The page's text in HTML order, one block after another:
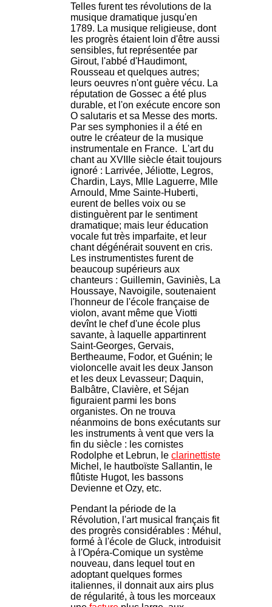
Telles furent tes révolutions de la
musique dramatique jusqu'en
1789. La musique religieuse, dont
les progrès étaient loin d'être aussi
sensibles, fut représentée par
Girout, l'abbé d'Haudimont,
Rousseau et quelques autres;
leurs oeuvres n'ont guère vécu. La
réputation de Gossec a été plus
durable, et l'on exécute encore son
O salutaris et sa Messe des morts.
Par ses symphonies il a été en
outre le créateur de la musique
instrumentale en France. L'art du
chant au XVIIIe siècle était toujours
ignoré : Larrivée, Jéliotte, Legros,
Chardin, Lays, Mlle Laguerre, Mlle
Arnould, Mme Sainte-Huberti,
eurent de belles voix ou se
distinguèrent par le sentiment
dramatique; mais leur éducation
vocale fut très imparfaite, et leur
chant dégénérait souvent en cris.
Les instrumentistes furent de
beaucoup supérieurs aux
chanteurs : Guillemin, Gaviniès, La
Houssaye, Navoigile, soutenaient
l'honneur de l'école française de
violon, avant même que Viotti
devînt le chef d'une école plus
savante, à laquelle appartinrent
Saint-Georges, Gervais,
Bertheaume, Fodor, et Guénin; Ie
violoncelle avait les deux Janson
et les deux Levasseur; Daquin,
Balbâtre, Clavière, et Séjan
figuraient parmi les bons
organistes. On ne trouva
néanmoins de bons exécutants sur
les instruments à vent que vers la
fin du siècle : les cornistes
Rodolphe et Lebrun, le clarinettiste
Michel, le hautboïste Sallantin, le
flûtiste Hugot, les bassons
Devienne et Ozy, etc.
Pendant la période de la
Révolution, l'art musical français fit
des progrès considérables : Méhul,
formé à l'école de Gluck, introduisit
à l'Opéra-Comique un système
nouveau, dans lequel tout en
adoptant quelques formes
italiennes, il donnait aux airs plus
de régularité, à tous les morceaux